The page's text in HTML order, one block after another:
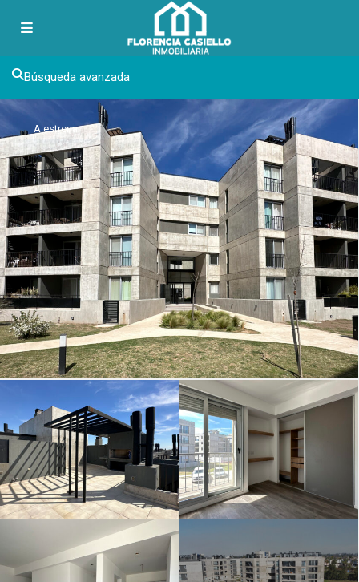
Búsqueda avanzada
A estrenar